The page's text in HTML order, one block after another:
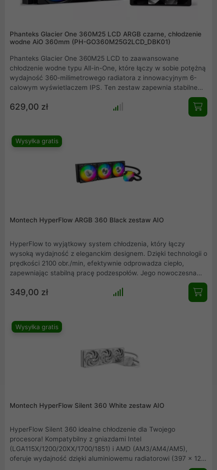
Phanteks Glacier One 360M25 LCD ARGB czarne, chłodzenie
wodne AiO 360mm (PH-GO360M25G2LCD_DBK01)
Phanteks Glacier One 360M25 LCD to zaawansowane
chłodzenie wodne typu All-in-One, które łączy w sobie potężną
wydajność 360-milimetrowego radiatora z innowacyjnym 6-
calowym wyświetlaczem IPS. Ten zestaw zapewnia stabilne
jednocześnie niespotykane możliwości personalizacji wizualnej.
Dzięki nowoczesnym wentylatorom z podświetleniem ARGB i
nie tylko na kulturze pracy, ale i na estetyce. To idealny wybór
dla entuzjastów poszukujących balansu między stylem a
629,00 zł
Wysyłka gratis
Montech HyperFlow ARGB 360 Black zestaw AIO
HyperFlow to wyjątkowy system chłodzenia, który łączy
wysoką wydajność z eleganckim designem. Dzięki technologii o
prędkości 2100 obr./min, efektywnie odprowadza ciepło,
zapewniając stabilną pracę podzespołów. Jego nowoczesna
konstrukcja gwarantuje cichą i efektywną pracę, minimalizując
hałas. Dodatkowo, innowacyjne materiały i pełna
kompatybilność czynią go idealnym rozwiązaniem do każdego
jakości i niezawodności.
349,00 zł
Wysyłka gratis
Montech HyperFlow Silent 360 White zestaw AIO
HyperFlow Silent 360 idealne chłodzenie dla Twojego
procesora! Kompatybilny z gniazdami Intel
(LGA115X/1200/20XX/1700/1851) i AMD (AM3/AM4/AM5),
oferuje wydajność dzięki aluminiowemu radiatorowi (397 x 120
x 27mm) i pompie 3100 obr./min przy zaledwie 23dBA. Trzy